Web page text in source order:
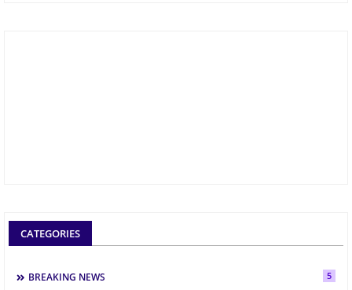
CATEGORIES
BREAKING NEWS 5